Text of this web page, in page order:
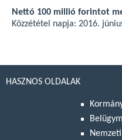
Nettó 100 millió forintot
Közzététel napja: 2016.
HASZNOS OLDALAK